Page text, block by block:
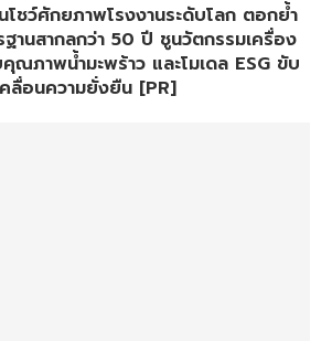
นโชว์ศักยภาพโรงงานระดับโลก ตอกย้ำ
ฐานสากลกว่า 50 ปี ชูนวัตกรรมเครื่อง
ณภาพน้ำมะพร้าว และโมเดล ESG ขับ
คลื่อนความยั่งยืน [PR]